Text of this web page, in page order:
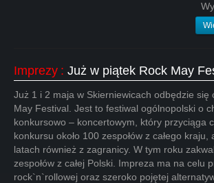
Imprezy : Już w piątek Rock May
Już 1 i 2 maja w Skierniewicach odbędzie się
May Festival. Jest to festiwal ogólnopolski o
konkursowo – koncertowym, który przyciąga
konkursu około 100 zespołów z całego kraju,
latach również z zagranicy. W tym roku
zespołów z całej Polski. Impreza ma na celu
rock`n`rollowej oraz szeroko pojętej